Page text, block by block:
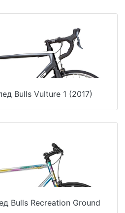
Bulls Vulture 1 (2017)
Bulls Recreation Ground